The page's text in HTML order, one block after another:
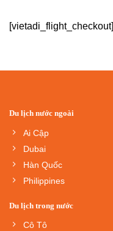
[vietadi_flight_checkout]
Du lịch nước ngoài
Ai Cập
Dubai
Hàn Quốc
Philippines
Du lịch trong nước
Cô Tô